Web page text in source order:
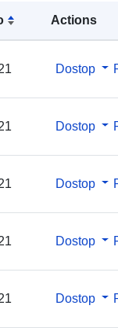
Actions
Dostop
Dostop
Dostop
Dostop
Dostop
zapis: